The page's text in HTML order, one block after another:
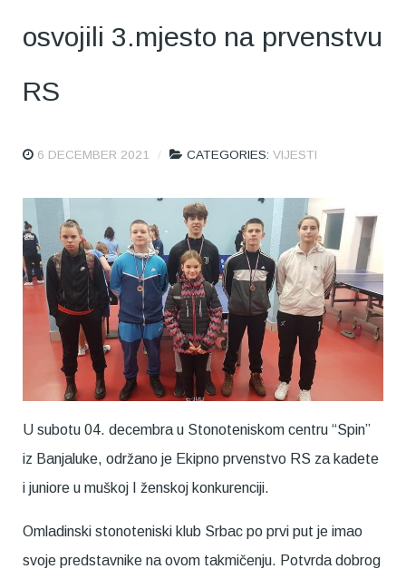
osvojili 3.mjesto na prvenstvu
RS
6 DECEMBER 2021 CATEGORIES: VIJESTI
U subotu 04. decembra u Stonoteniskom centru “Spin”
iz Banjaluke, održano je Ekipno prvenstvo RS za kadete
i juniore u muškoj I ženskoj konkurenciji.
Omladinski stonoteniski klub Srbac po prvi put je imao
svoje predstavnike na ovom takmičenju. Potvrda dobrog